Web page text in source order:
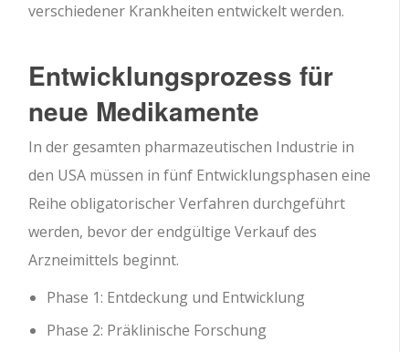
verschiedener Krankheiten entwickelt werden.
Entwicklungsprozess für
neue Medikamente
In der gesamten pharmazeutischen Industrie in
den USA müssen in fünf Entwicklungsphasen eine
Reihe obligatorischer Verfahren durchgeführt
werden, bevor der endgültige Verkauf des
Arzneimittels beginnt.
Phase 1: Entdeckung und Entwicklung
Phase 2: Präklinische Forschung